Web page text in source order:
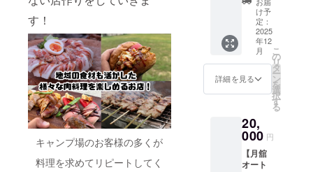
す！
キャンプ場のお客様の多くが
料理を求めてリピートしてく
は食事を囲
んで笑顔を
交わす――
そんな何気
ないひとと
きが、地域
の活気につ
くような場
づくりを目
指していま
をお見
逃しな
く！ ご
利用に
ついて
・有効
2030年
12月31
約時
に、ク
ラファ
ンリ
板”で
す。 掲
載ルー
ル • 名
前また
クネー
ム（最
度） •
メッ
セージ
（全角
（1泊
分） ・
愛犬と
の宿泊
OK！
広々サ
イトで
サイト
料金の
割引は
めった
にない
所。 こ
のお食
事券
は、そ
な“ちょ
っと特
くださ
る皆さ
んへの
感謝の
気持ち
『SAK
URAサ
イト専
用』】
通常1泊
13,200
円 → ク
ラファ
価格
【10,00
0円】！
（3,200
円お
け予
定：
2025
年12
月
詳細を見る
こ
の
リ
タ
ー
ン
を
選
択
す
る
20,
000 円
【月舘
オート